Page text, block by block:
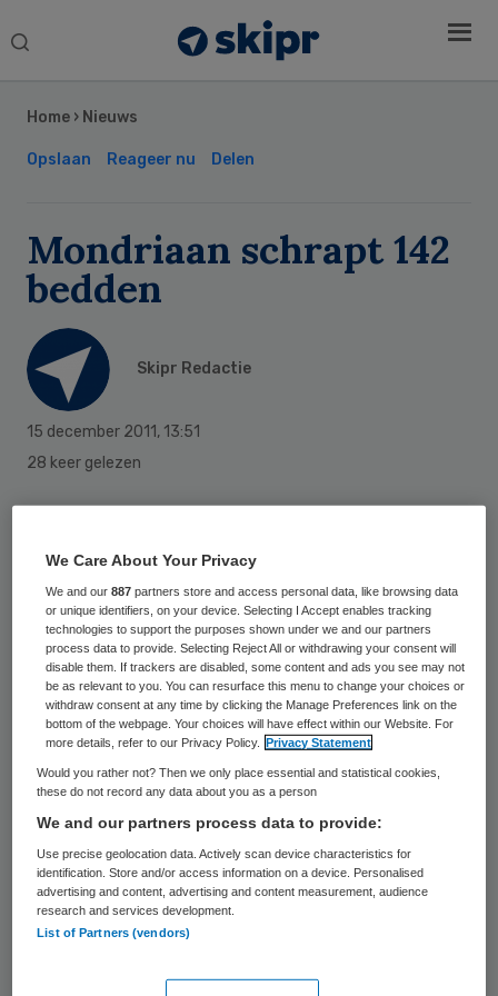
Search
Home › Nieuws
Opslaan Reageer nu Delen
Mondriaan schrapt 142
bedden
Skipr Redactie
15 december 2011, 13:51
28 keer gelezen
schrapt de komende vier jaar 142 bedden.
Dat meldt ggz-vakblad Psy.
TegenoverPsystelt Geert de Booij,
directeur Integrale Zorg, dat cliënten
uiteindelijk baat kunnen hebben bij de
beddenreductie. Minder gebouwen
betekent minder overhead en daarmee
vallen er relatief meer middelen vrij voor de
directe patiëntenzorg. “De ontwikkeling van
FACT, wijkteams die werken volgens de
methode van de assertive community
dat wij hele goede ambulante alternatieven
Sidebar
We Care About Your Privacy
We and our887 partners store and access personal data, like browsing data
or unique identifiers, on your device. Selecting I Accept enables tracking
technologies to support the purposes shown under we and our partners
process data to provide. Selecting Reject All or withdrawing your consent will
disable them. If trackers are disabled, some content and ads you see may not
be as relevant to you. You can resurface this menu to change your choices or
withdraw consent at any time by clicking the Manage Preferences link on the
bottom of the webpage. Your choices will have effect within our Website. For
more details, refer to our Privacy Policy.
Privacy Statement
Would you rather not? Then we only place essential and statistical cookies,
these do not record any data about you as a person
We and our partners process data to provide:
Use precise geolocation data. Actively scan device characteristics for
identification. Store and/or access information on a device. Personalised
advertising and content, advertising and content measurement, audience
research and services development.
List of Partners (vendors)